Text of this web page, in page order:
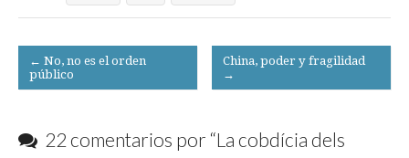
Post
navigation
← No, no es el orden
público
China, poder y fragilidad
→
22 comentarios por “La cobdícia dels